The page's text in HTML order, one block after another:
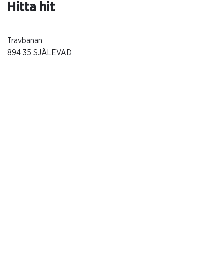
Hitta hit
Travbanan
894 35 SJÄLEVAD